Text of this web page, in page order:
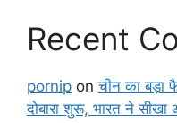
Recent
pornip onचीन का
दोबारा शुरू, भारत ने सीखा